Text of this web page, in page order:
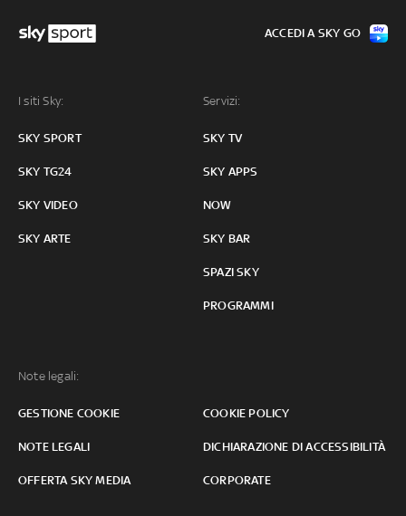
I siti Sky:
SKY SPORT
SKY TG24
SKY VIDEO
SKY ARTE
Servizi:
SKY TV
SKY APPS
NOW
SKY BAR
SPAZI SKY
PROGRAMMI
Note legali:
GESTIONE COOKIE COOKIE POLICY
NOTE LEGALI DICHIARAZIONE DI ACCESSIBILITÀ
OFFERTA SKY MEDIA CORPORATE
ACCEDI A SKY GO